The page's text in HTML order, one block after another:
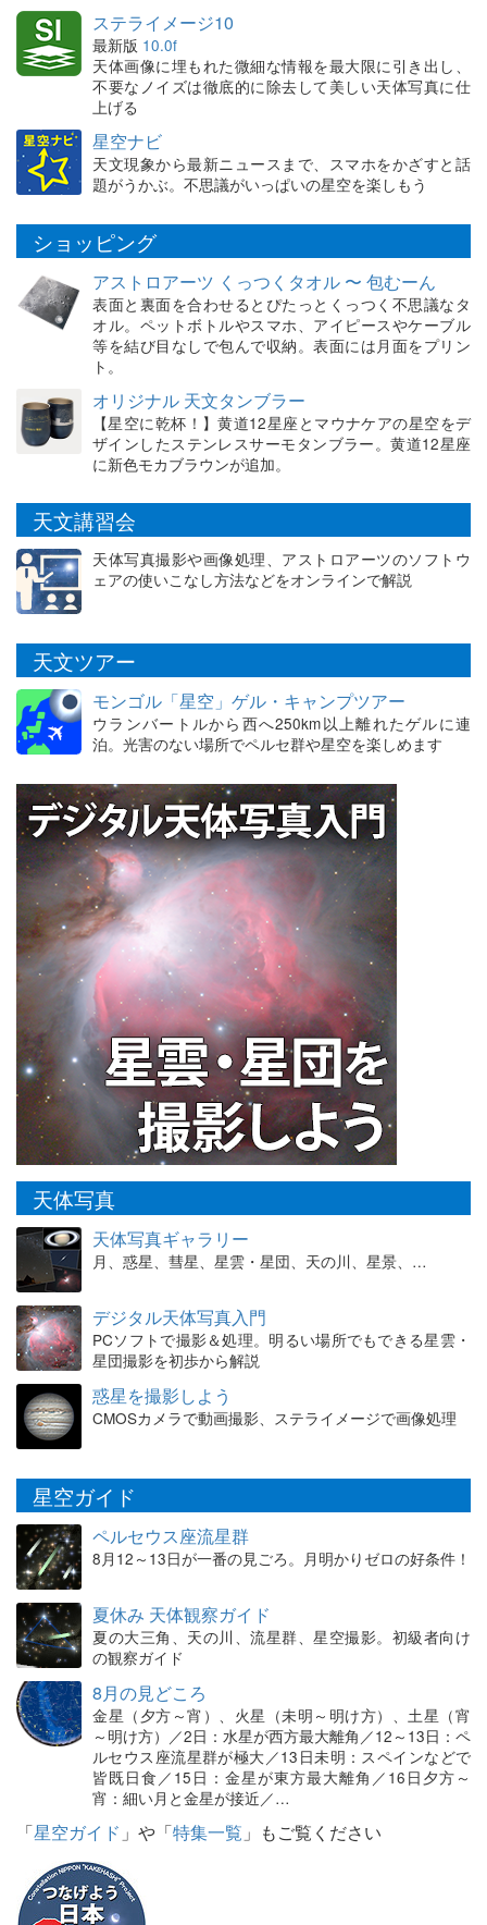
ステライメージ10
最新版 10.0f
天体画像に埋もれた微細な情報を最大限に引き出し、
不要なノイズは徹底的に除去して美しい天体写真に仕
上げる
星空ナビ
天文現象から最新ニュースまで、スマホをかざすと話
題がうかぶ。不思議がいっぱいの星空を楽しもう
ショッピング
アストロアーツ くっつくタオル 〜 包むーん
表面と裏面を合わせるとぴたっとくっつく不思議なタ
オル。ペットボトルやスマホ、アイピースやケーブル
等を結び目なしで包んで収納。表面には月面をプリン
ト。
オリジナル 天文タンブラー
【星空に乾杯！】黄道12星座とマウナケアの星空をデ
ザインしたステンレスサーモタンブラー。黄道12星座
に新色モカブラウンが追加。
天文講習会
天体写真撮影や画像処理、アストロアーツのソフトウ
ェアの使いこなし方法などをオンラインで解説
天文ツアー
モンゴル「星空」ゲル・キャンプツアー
ウランバートルから西へ250km以上離れたゲルに連
泊。光害のない場所でペルセ群や星空を楽しめます
天体写真
天体写真ギャラリー
月、惑星、彗星、星雲・星団、天の川、星景、…
デジタル天体写真入門
PCソフトで撮影＆処理。明るい場所でもできる星雲・
星団撮影を初歩から解説
惑星を撮影しよう
CMOSカメラで動画撮影、ステライメージで画像処理
星空ガイド
ペルセウス座流星群
8月12～13日が一番の見ごろ。月明かりゼロの好条件！
夏休み 天体観察ガイド
夏の大三角、天の川、流星群、星空撮影。初級者向け
の観察ガイド
8月の見どころ
金星（夕方～宵）、火星（未明～明け方）、土星（宵
～明け方）／2日：水星が西方最大離角／12～13日：ペ
ルセウス座流星群が極大／13日未明：スペインなどで
皆既日食／15日：金星が東方最大離角／16日夕方～
宵：細い月と金星が接近／…
「星空ガイド 」や「特集一覧 」もご覧ください